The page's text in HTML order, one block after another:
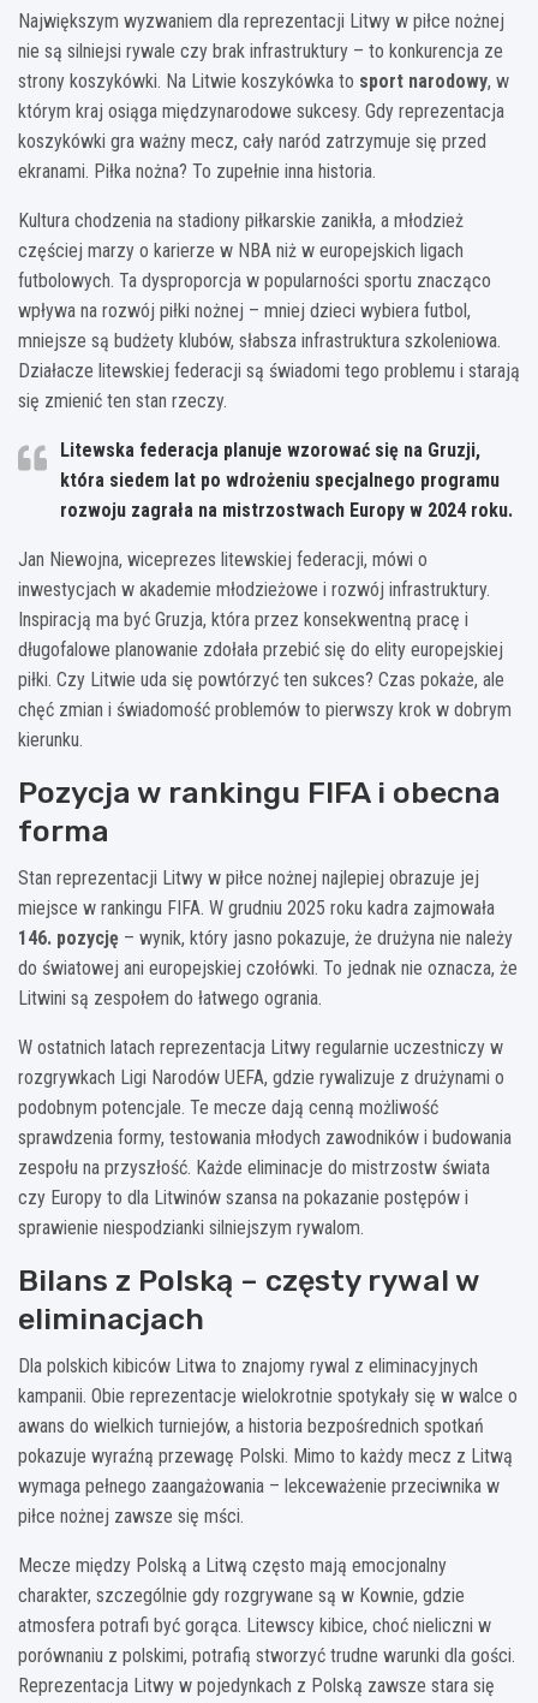
Największym wyzwaniem dla reprezentacji Litwy w piłce nożnej
nie są silniejsi rywale czy brak infrastruktury – to konkurencja ze
strony koszykówki. Na Litwie koszykówka to sport narodowy, w
którym kraj osiąga międzynarodowe sukcesy. Gdy reprezentacja
koszykówki gra ważny mecz, cały naród zatrzymuje się przed
ekranami. Piłka nożna? To zupełnie inna historia.
Kultura chodzenia na stadiony piłkarskie zanikła, a młodzież
częściej marzy o karierze w NBA niż w europejskich ligach
futbolowych. Ta dysproporcja w popularności sportu znacząco
wpływa na rozwój piłki nożnej – mniej dzieci wybiera futbol,
mniejsze są budżety klubów, słabsza infrastruktura szkoleniowa.
Działacze litewskiej federacji są świadomi tego problemu i starają
się zmienić ten stan rzeczy.
Litewska federacja planuje wzorować się na Gruzji,
która siedem lat po wdrożeniu specjalnego programu
rozwoju zagrała na mistrzostwach Europy w 2024 roku.
Jan Niewojna, wiceprezes litewskiej federacji, mówi o
inwestycjach w akademie młodzieżowe i rozwój infrastruktury.
Inspiracją ma być Gruzja, która przez konsekwentną pracę i
długofalowe planowanie zdołała przebić się do elity europejskiej
piłki. Czy Litwie uda się powtórzyć ten sukces? Czas pokaże, ale
chęć zmian i świadomość problemów to pierwszy krok w dobrym
kierunku.
Pozycja w rankingu FIFA i obecna
forma
Stan reprezentacji Litwy w piłce nożnej najlepiej obrazuje jej
miejsce w rankingu FIFA. W grudniu 2025 roku kadra zajmowała
146. pozycję – wynik, który jasno pokazuje, że drużyna nie należy
do światowej ani europejskiej czołówki. To jednak nie oznacza, że
Litwini są zespołem do łatwego ogrania.
W ostatnich latach reprezentacja Litwy regularnie uczestniczy w
rozgrywkach Ligi Narodów UEFA, gdzie rywalizuje z drużynami o
podobnym potencjale. Te mecze dają cenną możliwość
sprawdzenia formy, testowania młodych zawodników i budowania
zespołu na przyszłość. Każde eliminacje do mistrzostw świata
czy Europy to dla Litwinów szansa na pokazanie postępów i
sprawienie niespodzianki silniejszym rywalom.
Bilans z Polską – częsty rywal w
eliminacjach
Dla polskich kibiców Litwa to znajomy rywal z eliminacyjnych
kampanii. Obie reprezentacje wielokrotnie spotykały się w walce o
awans do wielkich turniejów, a historia bezpośrednich spotkań
pokazuje wyraźną przewagę Polski. Mimo to każdy mecz z Litwą
wymaga pełnego zaangażowania – lekceważenie przeciwnika w
piłce nożnej zawsze się mści.
Mecze między Polską a Litwą często mają emocjonalny
charakter, szczególnie gdy rozgrywane są w Kownie, gdzie
atmosfera potrafi być gorąca. Litewscy kibice, choć nieliczni w
porównaniu z polskimi, potrafią stworzyć trudne warunki dla gości.
Reprezentacja Litwy w pojedynkach z Polską zawsze stara się